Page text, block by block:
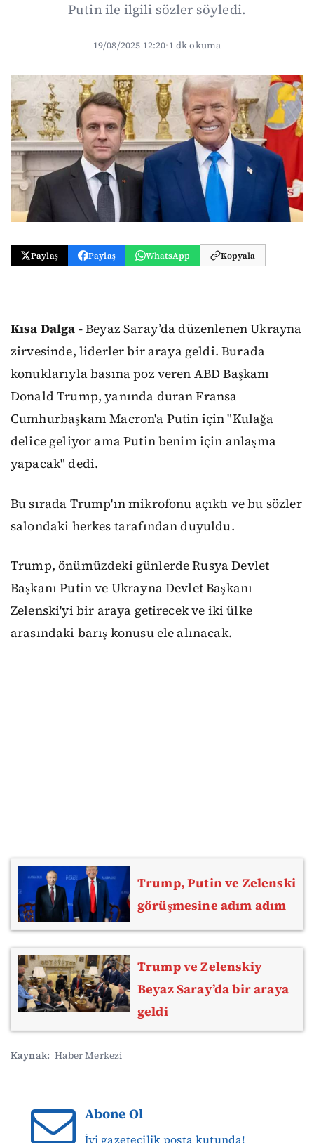
Putin ile ilgili sözler söyledi.
19/08/2025 12:20·1 dk okuma
Paylaş Paylaş WhatsApp Kopyala
Kısa Dalga -Beyaz Saray’da düzenlenen Ukrayna
zirvesinde, liderler bir araya geldi. Burada
konuklarıyla basına poz veren ABD Başkanı
Donald Trump, yanında duran Fransa
Cumhurbaşkanı Macron'a Putin için "Kulağa
delice geliyor ama Putin benim için anlaşma
yapacak" dedi.
Bu sırada Trump'ın mikrofonu açıktı ve bu sözler
salondaki herkes tarafından duyuldu.
Trump, önümüzdeki günlerde Rusya Devlet
Başkanı Putin ve Ukrayna Devlet Başkanı
Zelenski'yi bir araya getirecek ve iki ülke
arasındaki barış konusu ele alınacak.
Trump, Putin ve Zelenski
görüşmesine adım adım
Trump ve Zelenskiy
Beyaz Saray’da bir araya
geldi
Kaynak: Haber Merkezi
Abone Ol
İyi gazetecilik posta kutunda!